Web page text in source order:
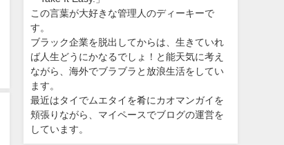
この言葉が大好きな管理人のディーキーで
す。
ブラック企業を脱出してからは、生きていれ
ば人生どうにかなるでしょ！と能天気に考え
ながら、海外でブラブラと放浪生活をしてい
ます。
最近はタイでムエタイを肴にカオマンガイを
頬張りながら、マイペースでブログの運営を
しています。